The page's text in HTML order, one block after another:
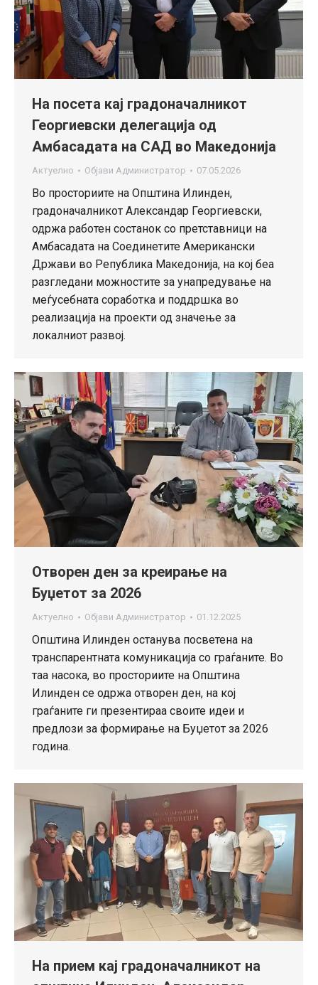
На посета кај градоначалникот
Георгиевски делегација од
Амбасадата на САД во Македонија
Актуелно Објави Администратор 07.05.2026
Во просториите на Општина Илинден,
градоначалникот Александар Георгиевски,
одржа работен состанок со претставници на
Амбасадата на Соединетите Американски
Држави во Република Македонија, на кој беа
разгледани можностите за унапредување на
меѓусебната соработка и поддршка во
реализација на проекти од значење за
локалниот развој.
Отворен ден за креирање на
Буџетот за 2026
Актуелно Објави Администратор 01.12.2025
Општина Илинден останува посветена на
транспарентната комуникација со граѓаните. Во
таа насока, во просториите на Општина
Илинден се одржа oтворен ден, на кој
граѓаните ги презентираа своите идеи и
предлози за формирање на Буџетот за 2026
година.
На прием кај градоначалникот на